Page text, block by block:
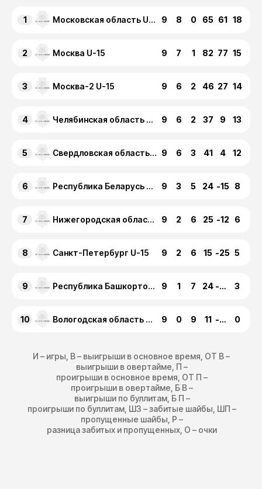
1 Московская область U-15 9 8 0 65 61 18
2 Москва U-15 9 7 1 82 77 15
3 Москва-2 U-15 9 6 2 46 27 14
4 Челябинская область U-15 9 6 2 37 9 13
5 Свердловская область U-15 9 6 3 41 4 12
6 Республика Беларусь U-15 9 3 5 24 -15 8
7 Нижегородская область U-15 9 2 6 25 -12 6
8 Санкт-Петербург U-15 9 2 6 15 -25 5
9 Республика Башкортостан U-15 9 1 7 24 -34 3
10 Вологодская область U-15 9 0 9 11 -92 0
И – игры, В – выигрыши в основное время, ОТ В –
выигрыши в овертайме, П –
проигрыши в основное время, ОТ П –
проигрыши в овертайме, Б В –
выигрыши по буллитам, Б П –
проигрыши по буллитам, ШЗ – забитые шайбы, ШП –
пропущенные шайбы, Р –
разница забитых и пропущенных, О – очки